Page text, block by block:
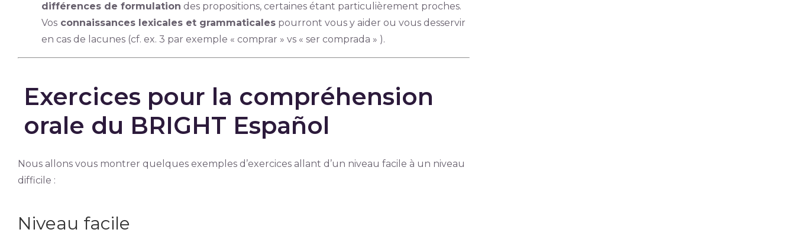
différences de formulation des propositions, certaines étant particulièrement proches.
Vosconnaissances lexicales et grammaticalespourront vous y aider ou vous desservir
en cas de lacunes (cf. ex. 3 par exemple « comprar » vs « ser comprada » ).
Exercices pour la compréhension
orale du BRIGHT Español
Nous allons vous montrer quelques exemples d’exercices allant d’un niveau facile à un niveau
difficile :
Niveau facile